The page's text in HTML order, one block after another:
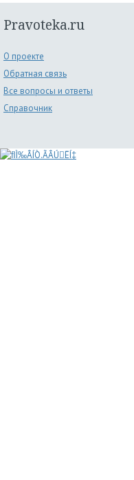
Pravoteka.ru
О проекте
Обратная связь
Все вопросы и ответы
Справочник